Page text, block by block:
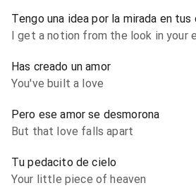
Tengo una idea por la mirada en tus
I get a notion from the look in your
Has creado un amor
You've built a love
Pero ese amor se desmorona
But that love falls apart
Tu pedacito de cielo
Your little piece of heaven